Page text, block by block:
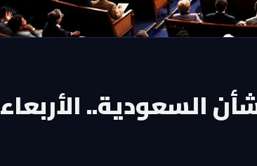
السعودية.. الأربعاء